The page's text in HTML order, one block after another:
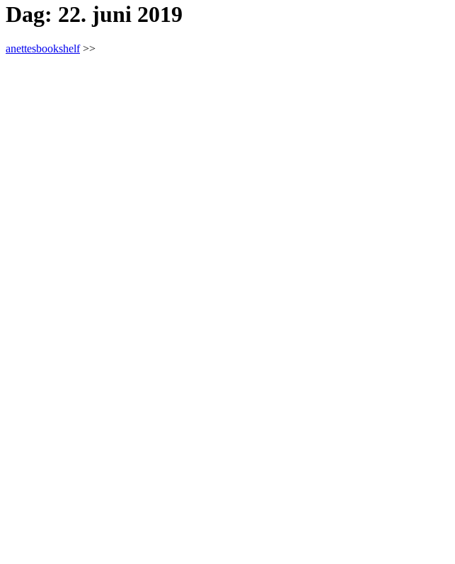
Dag: 22. juni 2019
anettesbookshelf>>